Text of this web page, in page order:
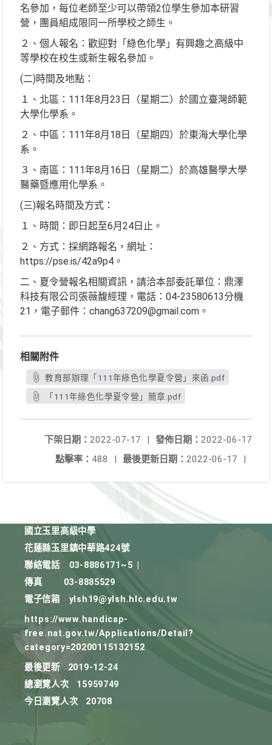
名參加，每位老師至少可以帶領2位學生參加本研習
營，團員組成限同一所學校之師生。
２、個人報名：歡迎對「綠色化學」有興趣之高級中
等學校在校生或新生報名參加。
(二)時間及地點：
１、北區：111年8月23日（星期二）於國立臺灣師範
大學化學系。
２、中區：111年8月18日（星期四）於東海大學化學
系。
３、南區：111年8月16日（星期二）於高雄醫學大學
醫藥暨應用化學系。
(三)報名時間及方式：
１、時間：即日起至6月24日止。
２、方式：採網路報名，網址：
https://pse.is/42a9p4。
二、夏令營報名相關資訊，請洽本部委託單位：鼎澤
科技有限公司張薇馥經理，電話：04-23580613分機
21，電子郵件：chang637209@gmail.com。
相關附件
教育部辦理「111年綠色化學夏令營」來函.pdf
「111年綠色化學夏令營」簡章.pdf
發佈日期： 2022-06-17
下架日期： 2022-07-17
|
最後更新日期： 2022-06-17 |
點擊率： 488 |
國立玉里高級中學
花蓮縣玉里鎮中華路424號
聯絡電話
03-8886171~5
傳真
03-8885529
電子信箱
ylsh19@ylsh.hlc.edu.tw
https://www.handicap-
free.nat.gov.tw/Applications/Detail?
category=20200115132152
最後更新
2019-12-24
總瀏覽人次
15959749
今日瀏覽人次
20708